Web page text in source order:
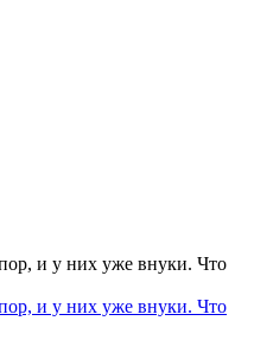
и у них уже внуки. Что
и у них уже внуки. Что